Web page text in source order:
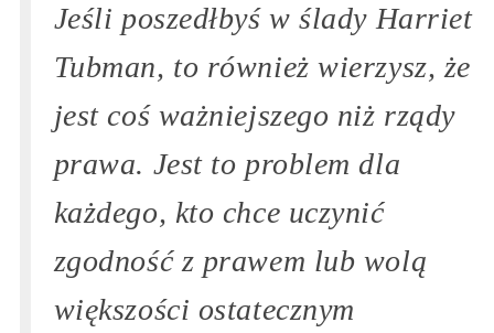
Jeśli poszedłbyś w ślady Harriet
Tubman, to również wierzysz, że
jest coś ważniejszego niż rządy
prawa. Jest to problem dla
każdego, kto chce uczynić
zgodność z prawem lub wolą
większości ostatecznym